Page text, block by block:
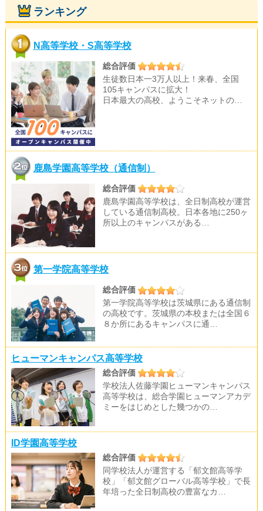
ランキング
N高等学校・S高等学校
総合評価
生徒数日本一3万人以上！来春、全国
105キャンパスに拡大！
日本最大の高校、ようこそネットの…
鹿島学園高等学校（通信制）
総合評価
鹿島学園高等学校は、全日制高校が運営
している通信制高校。日本各地に250ヶ
所以上のキャンパスがある…
第一学院高等学校
総合評価
第一学院高等学校は茨城県にある通信制
の高校です。茨城県の本校または全国６
８か所にあるキャンパスに通…
ヒューマンキャンパス高等学校
総合評価
学校法人佐藤学園ヒューマンキャンパス
高等学校は、総合学園ヒューマンアカデ
ミーをはじめとした幾つかの…
ID学園高等学校
総合評価
同学校法人が運営する「郁文館高等学
校」「郁文館グローバル高等学校」で長
年培った全日制高校の豊富なカ…